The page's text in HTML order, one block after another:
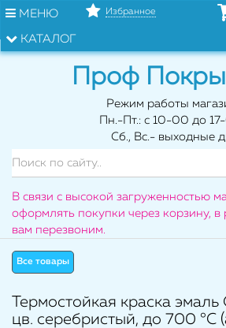
МЕНЮ
КАТАЛОГ
Избранное
Проф
Режим работы
Пн.-Пт.: с 10-00 до
Сб., Вс.- выходные
В связи с высокой загруженностью
оформлять покупки через корзину,
вам перезвоним.
Все товары
Термостойкая краска эмаль
цв. серебристый, до 700 °C